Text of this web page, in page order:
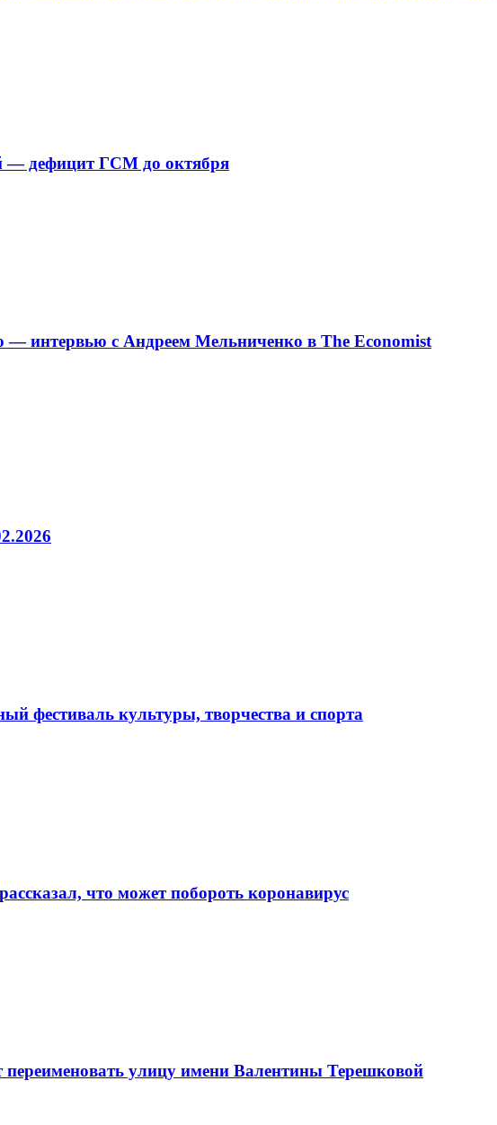
— дефицит ГСМ до октября
— интервью с Андреем Мельниченко в The Economist
фестиваль культуры, творчества и спорта
что может побороть коронавирус
улицу имени Валентины Терешковой